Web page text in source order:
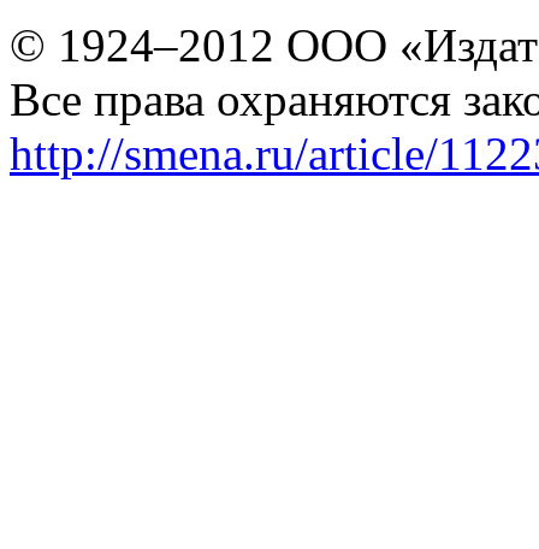
© 1924–2012 ООО
Все права охраняются
http://smena.ru/article/